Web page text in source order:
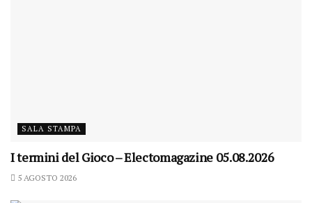
SALA STAMPA
I termini del Gioco – Electomagazine 05.08.2026
5 AGOSTO 2026